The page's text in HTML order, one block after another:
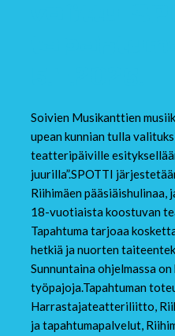
Soivien Musikanttien
upean kunnian tulla
teatteripäiville
juurilla”.SPOTTI
Riihimäen pääsiäishulinaa,
18-vuotiaista koostuvan
Tapahtuma tarjoaa
hetkiä ja nuorten
Sunnuntaina ohjelmassa
työpajoja.Tapahtuman
Harrastajateatteriliitto,
ja tapahtumapalvelut,